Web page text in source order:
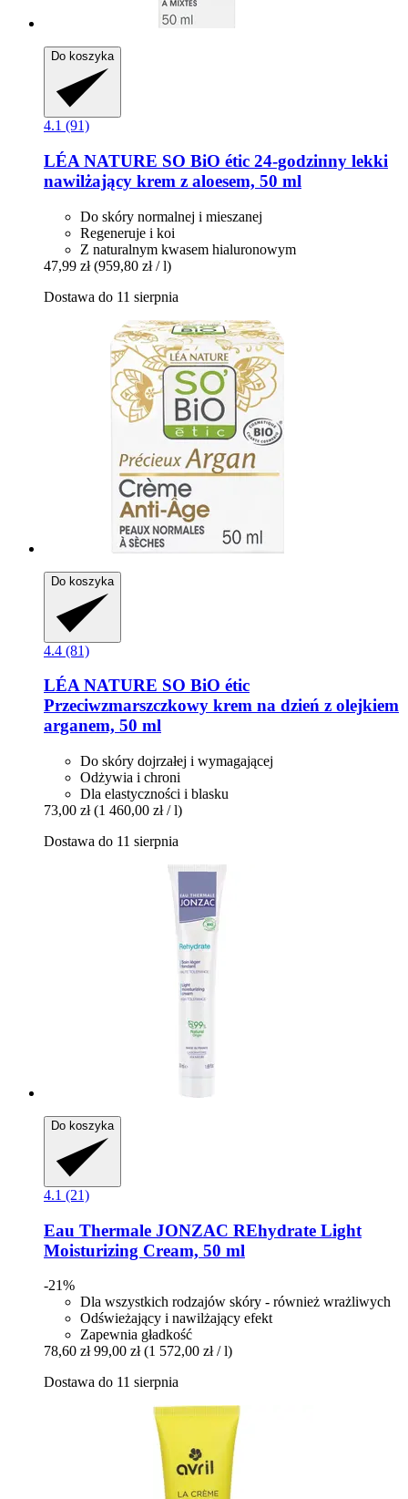
Do koszyka
4.1 (91)
LÉA NATURE SO BiO étic 24-​godzinny lekki
nawilżający krem z aloesem, 50 ml
Do skóry normalnej i mieszanej
Regeneruje i koi
Z naturalnym kwasem hialuronowym
47,99 zł (959,80 zł / l)
Dostawa do 11 sierpnia
Do koszyka
4.4 (81)
LÉA NATURE SO BiO étic
Przeciwzmarszczkowy krem na dzień z olejkiem
arganem, 50 ml
Do skóry dojrzałej i wymagającej
Odżywia i chroni
Dla elastyczności i blasku
73,00 zł (1 460,00 zł / l)
Dostawa do 11 sierpnia
Do koszyka
4.1 (21)
Eau Thermale JONZAC REhydrate Light
Moisturizing Cream, 50 ml
-21%
Dla wszystkich rodzajów skóry - również wrażliwych
Odświeżający i nawilżający efekt
Zapewnia gładkość
78,60 zł 99,00 zł (1 572,00 zł / l)
Dostawa do 11 sierpnia